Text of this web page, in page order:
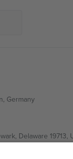
Germany
Delaware 19713,